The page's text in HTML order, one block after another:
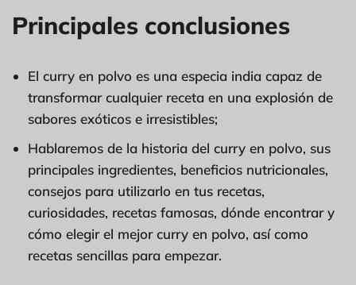
Principales conclusiones
El curry en polvo es una especia india capaz de
transformar cualquier receta en una explosión de
sabores exóticos e irresistibles;
Hablaremos de la historia del curry en polvo, sus
principales ingredientes, beneficios nutricionales,
consejos para utilizarlo en tus recetas,
curiosidades, recetas famosas, dónde encontrar y
cómo elegir el mejor curry en polvo, así como
recetas sencillas para empezar.